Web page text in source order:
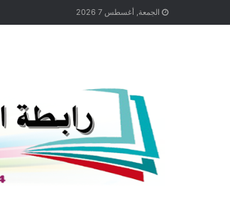
الجمعة, أغسطس 7 2026